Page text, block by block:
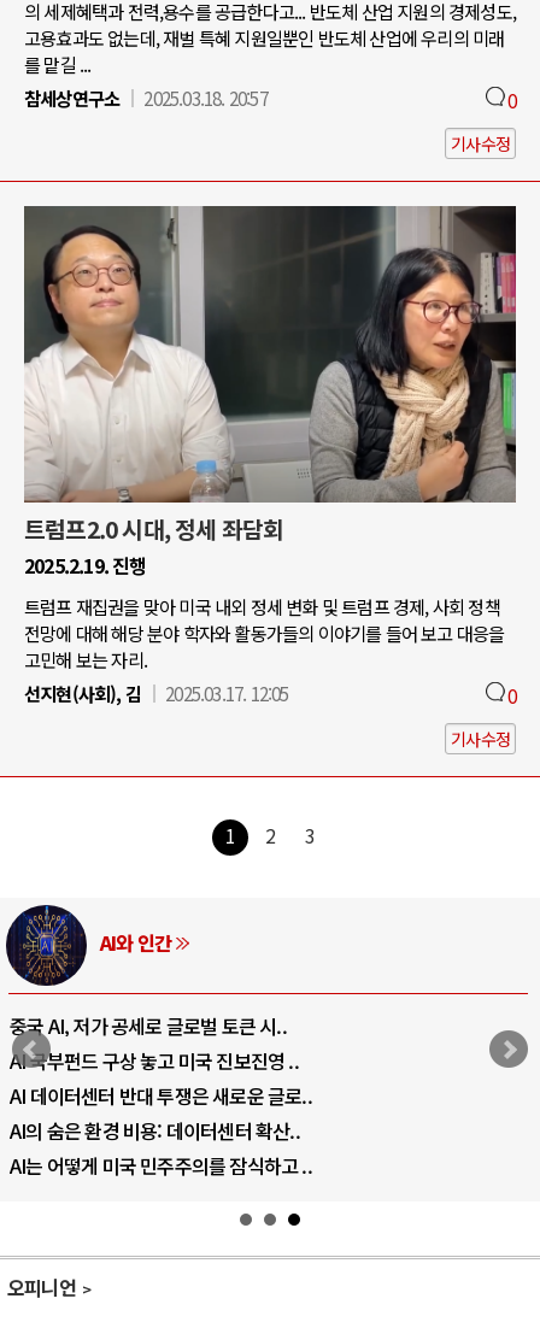
의 세제혜택과 전력,용수를 공급한다고... 반도체 산업 지원의 경제성도,
고용효과도 없는데, 재벌 특혜 지원일뿐인 반도체 산업에 우리의 미래
를 맡길 ...
참세상연구소
2025.03.18. 20:57 0
기사수정
트럼프2.0 시대, 정세 좌담회
2025.2.19. 진행
트럼프 재집권을 맞아 미국 내외 정세 변화 및 트럼프 경제, 사회 정책
전망에 대해 해당 분야 학자와 활동가들의 이야기를 들어 보고 대응을
고민해 보는 자리.
선지현(사회), 김
2025.03.17. 12:05 0
기사수정
1 2 3
AI와 인간
중국 AI, 저가 공세로 글로벌 토큰 시..
AI 국부펀드 구상 놓고 미국 진보진영 ..
AI 데이터센터 반대 투쟁은 새로운 글로..
AI의 숨은 환경 비용: 데이터센터 확산..
AI는 어떻게 미국 민주주의를 잠식하고 ..
오피니언